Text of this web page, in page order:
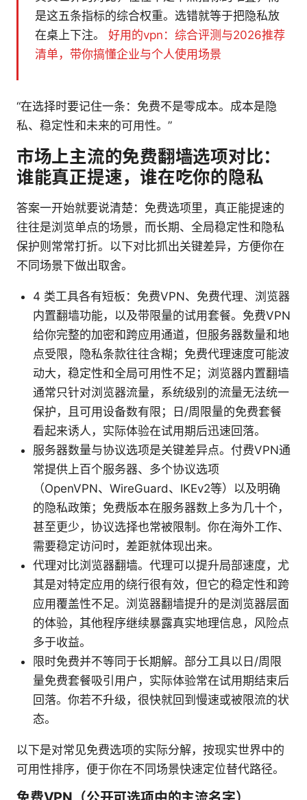
是这五条指标的综合权重。选错就等于把隐私放
在桌上下注。 好用的vpn：综合评测与2026推荐
清单，带你搞懂企业与个人使用场景
“在选择时要记住一条：免费不是零成本。成本是隐
私、稳定性和未来的可用性。”
市场上主流的免费翻墙选项对比：
谁能真正提速，谁在吃你的隐私
答案一开始就要说清楚：免费选项里，真正能提速的
往往是浏览单点的场景，而长期、全局稳定性和隐私
保护则常常打折。以下对比抓出关键差异，方便你在
不同场景下做出取舍。
4 类工具各有短板：免费VPN、免费代理、浏览器
内置翻墙功能，以及带限量的试用套餐。免费VPN
给你完整的加密和跨应用通道，但服务器数量和地
点受限，隐私条款往往含糊；免费代理速度可能波
动大，稳定性和全局可用性不足；浏览器内置翻墙
通常只针对浏览器流量，系统级别的流量无法统一
保护，且可用设备数有限；日/周限量的免费套餐
看起来诱人，实际体验在试用期后迅速回落。
服务器数量与协议选项是关键差异点。付费VPN通
常提供上百个服务器、多个协议选项
（OpenVPN、WireGuard、IKEv2等）以及明确
的隐私政策；免费版本在服务器数上多为几十个，
甚至更少，协议选择也常被限制。你在海外工作、
需要稳定访问时，差距就体现出来。
代理对比浏览器翻墙。代理可以提升局部速度，尤
其是对特定应用的绕行很有效，但它的稳定性和跨
应用覆盖性不足。浏览器翻墙提升的是浏览器层面
的体验，其他程序继续暴露真实地理信息，风险点
多于收益。
限时免费并不等同于长期解。部分工具以日/周限
量免费套餐吸引用户，实际体验常在试用期结束后
回落。你若不升级，很快就回到慢速或被限流的状
态。
以下是对常见免费选项的实际分解，按现实世界中的
可用性排序，便于你在不同场景快速定位替代路径。